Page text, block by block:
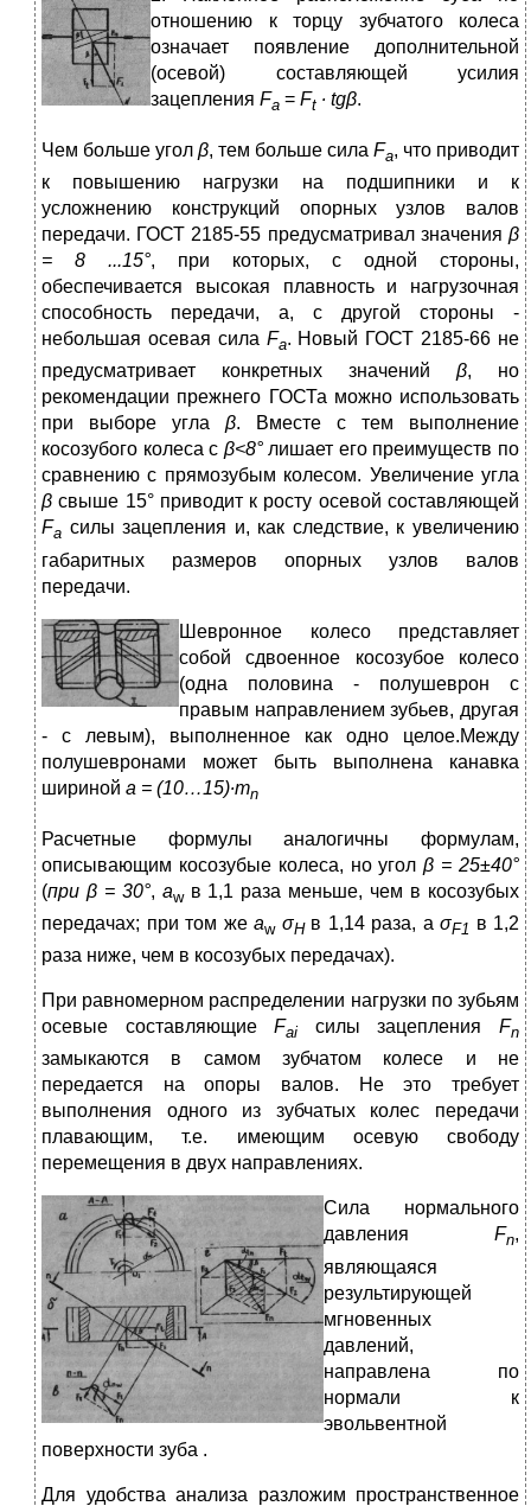
отношению к торцу зубчатого колеса
означает появление дополнительной
(осевой) составляющей усилия
зацепления Fa = Ft ∙ tgβ.
Чем больше угол β, тем больше сила Fа, что приводит
к повышению нагрузки на подшипники и к
усложнению конструкций опорных узлов валов
передачи. ГОСТ 2185-55 предусматривал значе­ния β
= 8 ...15°, при которых, с одной стороны,
обеспечивается высокая плавность и нагрузочная
способность передачи, а, с другой стороны -
небольшая осевая сила Fa. Новый ГОСТ 2185-66 не
предусматривает конкретных значений β, но
рекомендации прежнего ГОСТа можно использовать
при выборе угла β. Вместе с тем выполнение
косозубого колеса с β<8°лишает его преиму­ществ по
сравнению с прямозубым колесом. Увеличение угла
βсвыше 15° приводит к росту осевой составляющей
Fa силы зацеп­ления и, как следствие, к увеличению
габаритных размеров опорных узлов валов
передачи.
Ш евронное колесо представляет
собой сдвоенное косозубое колесо
(одна половина - полушеврон с
правым направлением зубьев, другая
- с левым), выполненное как одно целое.Между
полушевронами может быть выполнена канавка
шириной а = (10…15)∙mn
Расчетные формулы аналогичны формулам,
описывающим косозубые колеса, но уголβ = 25±40°
(при β = 30°, аw в 1,1 раза меньше, чем в косозубых
передачах; при том же аw σНв 1,14 раза, а σF1 в 1,2
раза ниже, чем в косозубых передачах).
При равномерном распределении нагрузки по зубьям
осевые составляющиеFаi силы зацепленияFn
замыкаются в самом зубчатом колесе и не
передается на опоры валов. Не это требует
выполнения одного из зубчатых колес передачи
плавающим, т.е. имеющим осевую свободу
перемещения в двух направлениях.
Сила нормального
давления Fn,
являющаяся
результирующей
мгновенных
давлений,
направлена по
нормали к
эвольвентной
поверх­ности зуба .
Для удобства анализа разложим пространственное